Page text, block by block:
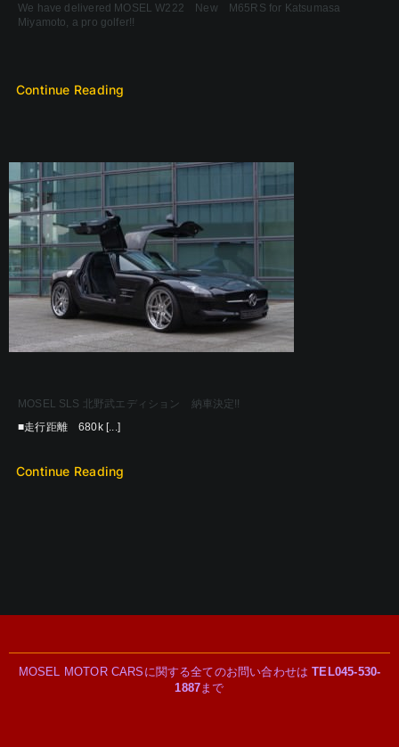
We have delivered MOSEL W222 New M65RS for Katsumasa
Miyamoto, a pro golfer!!
Continue Reading
MOSEL SLS 北野武エディション 納車決定!!
■走行距離 680k [...]
Continue Reading
MOSEL MOTOR CARSに関する全てのお問い合わせはTEL045-530-
1887まで